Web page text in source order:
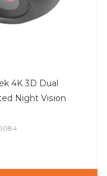
4K 3D Dual
Night Vision